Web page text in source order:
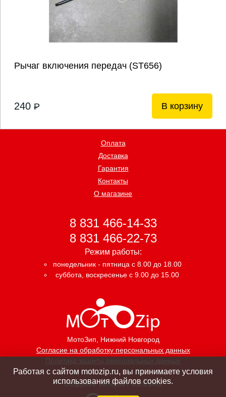
Рычаг включения передач (ST656)
240 P В корзину
МотоЗип, Нижний Новгород
Согласие на обработку персональных данных
Политика защиты персональных данных
Оплата
Доставка
Гарантия
Контакты
О магазине
8 831 466-14-33
8 831 466-22-73
Режим работы:
понедельник - пятница с 8.00 до 18.00
суббота, воскресенье с 9.00 до 15.00
Создание интернет магазина
Работая с сайтом motozip.ru, вы принимаете условия
использования файлов cookies.